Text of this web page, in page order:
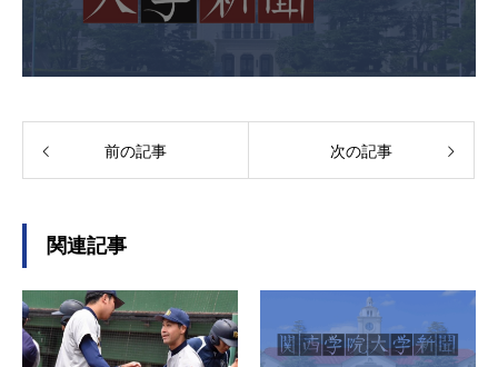
前の記事 次の記事
関連記事